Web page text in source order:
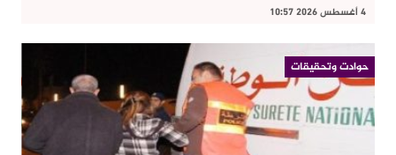
4 أغسطس 2026 10:57
حوادت وتحقيقات